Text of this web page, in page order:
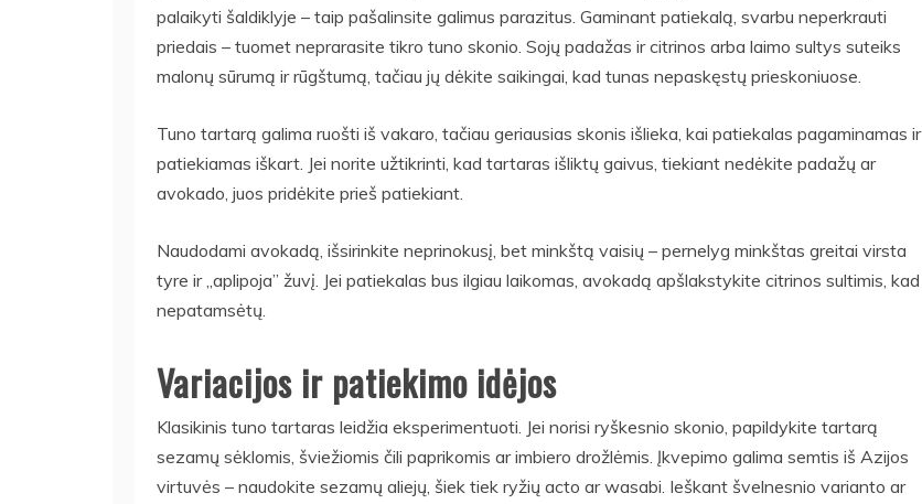
palaikyti šaldiklyje – taip pašalinsite galimus parazitus. Gaminant patiekalą, svarbu neperkrauti
priedais – tuomet neprarasite tikro tuno skonio. Sojų padažas ir citrinos arba laimo sultys suteiks
malonų sūrumą ir rūgštumą, tačiau jų dėkite saikingai, kad tunas nepaskęstų prieskoniuose.
Tuno tartarą galima ruošti iš vakaro, tačiau geriausias skonis išlieka, kai patiekalas pagaminamas ir
patiekiamas iškart. Jei norite užtikrinti, kad tartaras išliktų gaivus, tiekiant nedėkite padažų ar
avokado, juos pridėkite prieš patiekiant.
Naudodami avokadą, išsirinkite neprinokusį, bet minkštą vaisių – pernelyg minkštas greitai virsta
tyre ir „aplipoja” žuvį. Jei patiekalas bus ilgiau laikomas, avokadą apšlakstykite citrinos sultimis, kad
nepatamsėtų.
Variacijos ir patiekimo idėjos
Klasikinis tuno tartaras leidžia eksperimentuoti. Jei norisi ryškesnio skonio, papildykite tartarą
sezamų sėklomis, šviežiomis čili paprikomis ar imbiero drožlėmis. Įkvepimo galima semtis iš Azijos
virtuvės – naudokite sezamų aliejų, šiek tiek ryžių acto ar wasabi. Ieškant švelnesnio varianto ar